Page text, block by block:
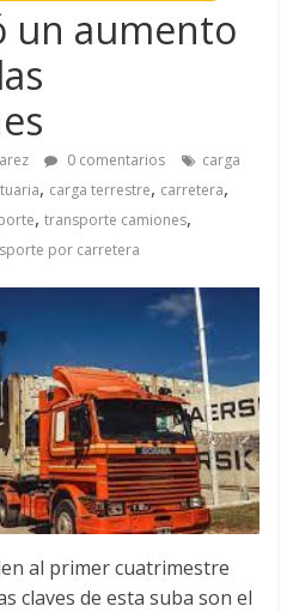
un aumento
0 comentarios
carga
, carga terrestre, carretera,
,transporte camiones,
por carretera
al primer cuatrimestre
claves de esta suba son el